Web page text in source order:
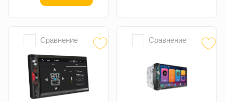
Сравнение Сравнение